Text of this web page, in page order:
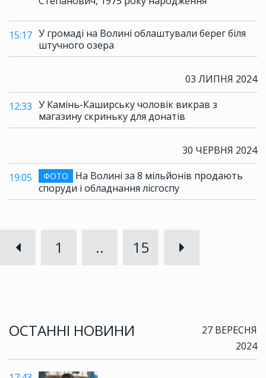
ОСТАННІ НОВИНИ
27 ВЕРЕСНЯ
2024
15:17 У громаді на Волині облаштували берег біля
штучного озера
03 ЛИПНЯ 2024
12:33 У Камінь-Каширську чоловік викрав з
магазину скриньку для донатів
30 ЧЕРВНЯ 2024
19:05 ФОТО
На Волині за 8 мільйонів продають
споруди і обладнання лісгоспу
1 .. 15